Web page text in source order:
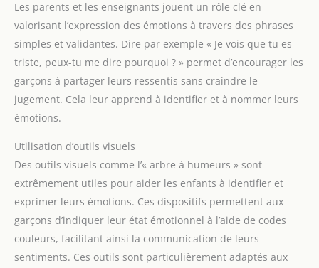
Les parents et les enseignants jouent un rôle clé en
valorisant l’expression des émotions à travers des phrases
simples et validantes. Dire par exemple « Je vois que tu es
triste, peux-tu me dire pourquoi ? » permet d’encourager les
garçons à partager leurs ressentis sans craindre le
jugement. Cela leur apprend à identifier et à nommer leurs
émotions.
Utilisation d’outils visuels
Des outils visuels comme l’« arbre à humeurs » sont
extrêmement utiles pour aider les enfants à identifier et
exprimer leurs émotions. Ces dispositifs permettent aux
garçons d’indiquer leur état émotionnel à l’aide de codes
couleurs, facilitant ainsi la communication de leurs
sentiments. Ces outils sont particulièrement adaptés aux